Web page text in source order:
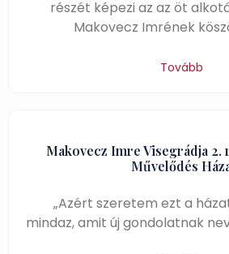
részét képezi az az öt
Makovecz Imrének
Tovább
Makovecz Imre Visegrádja 2.
Művelődés
„Azért szeretem ezt a
mindaz, amit új gondolatnak